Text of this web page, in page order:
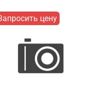
цену